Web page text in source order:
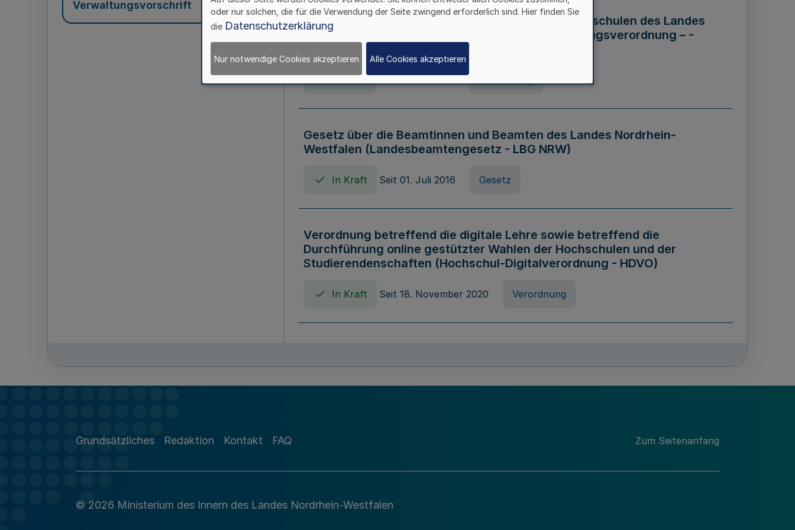
Verwaltungsvorschrift
Verordnung über die Wirtschaftsführung der Hochschulen des Landes
Nordrhein-Westfalen (Hochschulwirtschaftsführungsverordnung – -
Gesetz über die Beamtinnen und Beamten des Landes Nordrhein-
Westfalen (Landesbeamtengesetz - LBG NRW)
In Kraft Seit 01. Juli 2016 Gesetz
Verordnung betreffend die digitale Lehre sowie betreffend die
Durchführung online gestützter Wahlen der Hochschulen und der
Studierendenschaften (Hochschul-Digitalverordnung - HDVO)
In Kraft Seit 18. November 2020 Verordnung
(Hochschulabgabenverordnung - HAbg-VO)
Gesetz über die Kunsthochschulen des Landes Nordrhein-Westfalen
Grundsätzliches Redaktion Kontakt FAQ Zum Seitenanfang
© 2026 Ministerium des Innern des Landes Nordrhein-Westfalen
oder nur solchen, die für die Verwendung der Seite zwingend erforderlich sind. Hier finden Sie
die Datenschutzerklärung
Nur notwendige Cookies akzeptieren Alle Cookies akzeptieren